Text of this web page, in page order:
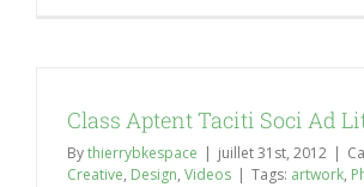
Class Aptent Taciti Soci Ad
Bythierrybkespace | juillet 31st, 2012 |
Creative, Design, Videos | Tags: artwork,